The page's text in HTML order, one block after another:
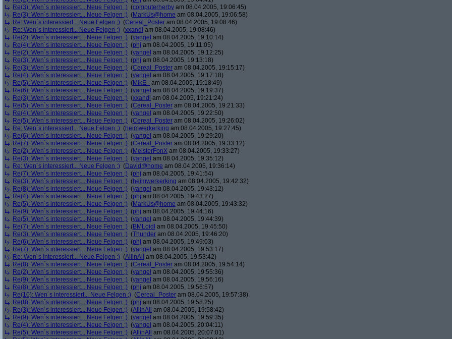
Re(3): Wen´s interessiert... Neue Felgen ;) (computerherby am 08.04.2005, 19:06:45)
Re(3): Wen´s interessiert... Neue Felgen ;) (MarkUs@home am 08.04.2005, 19:06:58)
Re: Wen´s interessiert... Neue Felgen ;) (Cereal_Poster am 08.04.2005, 19:08:46)
Re: Wen´s interessiert... Neue Felgen ;) (xxandl am 08.04.2005, 19:08:46)
Re(2): Wen´s interessiert... Neue Felgen ;) (yangel am 08.04.2005, 19:10:14)
Re(4): Wen´s interessiert... Neue Felgen ;) (phj am 08.04.2005, 19:11:05)
Re(2): Wen´s interessiert... Neue Felgen ;) (yangel am 08.04.2005, 19:12:25)
Re(3): Wen´s interessiert... Neue Felgen ;) (phj am 08.04.2005, 19:13:18)
Re(3): Wen´s interessiert... Neue Felgen ;) (Cereal_Poster am 08.04.2005, 19:15:17)
Re(4): Wen´s interessiert... Neue Felgen ;) (yangel am 08.04.2005, 19:17:18)
Re(5): Wen´s interessiert... Neue Felgen ;) (MikE_
am 08.04.2005, 19:18:49)
Re(6): Wen´s interessiert... Neue Felgen ;) (yangel am 08.04.2005, 19:19:37)
Re(3): Wen´s interessiert... Neue Felgen ;) (xxandl am 08.04.2005, 19:21:24)
Re(5): Wen´s interessiert... Neue Felgen ;) (Cereal_Poster am 08.04.2005, 19:21:33)
Re(4): Wen´s interessiert... Neue Felgen ;) (yangel am 08.04.2005, 19:22:50)
Re(5): Wen´s interessiert... Neue Felgen ;) (Cereal_Poster am 08.04.2005, 19:26:02)
Re: Wen´s interessiert... Neue Felgen ;) (heimwerkerking am 08.04.2005, 19:27:45)
Re(6): Wen´s interessiert... Neue Felgen ;) (yangel am 08.04.2005, 19:29:20)
Re(7): Wen´s interessiert... Neue Felgen ;) (Cereal_Poster am 08.04.2005, 19:33:12)
Re(2): Wen´s interessiert... Neue Felgen ;) (MeisterFonX am 08.04.2005, 19:33:27)
Re(3): Wen´s interessiert... Neue Felgen ;) (yangel am 08.04.2005, 19:35:12)
Re: Wen´s interessiert... Neue Felgen ;) (David@home am 08.04.2005, 19:36:14)
Re(7): Wen´s interessiert... Neue Felgen ;) (phj am 08.04.2005, 19:41:54)
Re(3): Wen´s interessiert... Neue Felgen ;) (heimwerkerking am 08.04.2005, 19:42:32)
Re(8): Wen´s interessiert... Neue Felgen ;) (yangel am 08.04.2005, 19:43:12)
Re(4): Wen´s interessiert... Neue Felgen ;) (phj am 08.04.2005, 19:43:27)
Re(5): Wen´s interessiert... Neue Felgen ;) (MarkUs@home am 08.04.2005, 19:43:32)
Re(9): Wen´s interessiert... Neue Felgen ;) (phj am 08.04.2005, 19:44:16)
Re(5): Wen´s interessiert... Neue Felgen ;) (yangel am 08.04.2005, 19:44:39)
Re(7): Wen´s interessiert... Neue Felgen ;) (BMLoidl am 08.04.2005, 19:45:50)
Re(3): Wen´s interessiert... Neue Felgen ;) (Thunder am 08.04.2005, 19:46:20)
Re(6): Wen´s interessiert... Neue Felgen ;) (phj am 08.04.2005, 19:49:03)
Re(7): Wen´s interessiert... Neue Felgen ;) (yangel am 08.04.2005, 19:53:17)
Re: Wen´s interessiert... Neue Felgen ;) (AllinAll
am 08.04.2005, 19:53:42)
Re(8): Wen´s interessiert... Neue Felgen ;) (Cereal_Poster am 08.04.2005, 19:54:14)
Re(2): Wen´s interessiert... Neue Felgen ;) (yangel am 08.04.2005, 19:55:36)
Re(9): Wen´s interessiert... Neue Felgen ;) (yangel am 08.04.2005, 19:56:16)
Re(8): Wen´s interessiert... Neue Felgen ;) (phj am 08.04.2005, 19:56:57)
Re(10): Wen´s interessiert... Neue Felgen ;) (Cereal_Poster am 08.04.2005, 19:57:38)
Re(8): Wen´s interessiert... Neue Felgen ;) (phj am 08.04.2005, 19:58:25)
Re(3): Wen´s interessiert... Neue Felgen ;) (AllinAll
am 08.04.2005, 19:58:42)
Re(9): Wen´s interessiert... Neue Felgen ;) (yangel am 08.04.2005, 19:59:35)
Re(4): Wen´s interessiert... Neue Felgen ;) (yangel am 08.04.2005, 20:04:11)
Re(5): Wen´s interessiert... Neue Felgen ;) (AllinAll
am 08.04.2005, 20:07:01)